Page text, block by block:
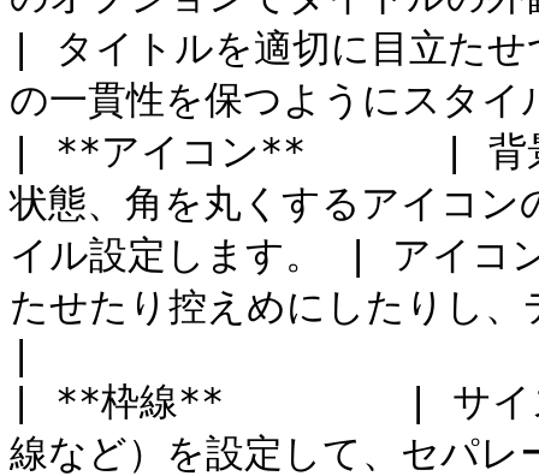
| タイトルを適切に目立た
の一貫性を保つようにス
| **アイコン**      | 背景
状態、角を丸くするアイコ
イル設定します。 | アイコ
たせたり控えめにしたりし
| **枠線**        | サイズ
線など）を設定して、セパレ